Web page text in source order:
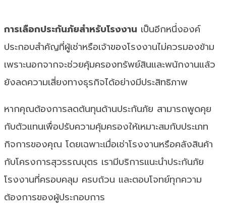
การเลือกประกันภัยสำหรับโรงงาน เป็นอีกหนึ่งองค์
ประกอบสำคัญที่ผู้เช่าหรือเจ้าของโรงงานไม่ควรมองข้าม
เพราะนอกจากจะช่วยคุ้มครองทรัพย์สินและพนักงานแล้ว
ยังลดความเสี่ยงทางธุรกิจได้อย่างมีประสิทธิภาพ
หากคุณต้องการลดต้นทุนด้านประกันภัย สามารถพูดคุย
กับตัวแทนเพื่อปรับความคุ้มครองให้เหมาะสมกับประเภท
กิจการของคุณ โดยเฉพาะเมื่อเช่าโรงงานหรือคลังสินค้า
กับโครงการสุวรรณบุตร เรามีบริการแนะนำประกันภัย
โรงงานที่ครอบคลุม ครบถ้วน และตอบโจทย์ทุกความ
ต้องการของผู้ประกอบการ